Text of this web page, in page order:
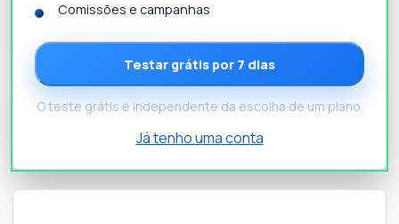
Comissões e campanhas
Testar grátis por 7 dias
O teste grátis é independente da escolha de um plano.
Já tenho uma conta